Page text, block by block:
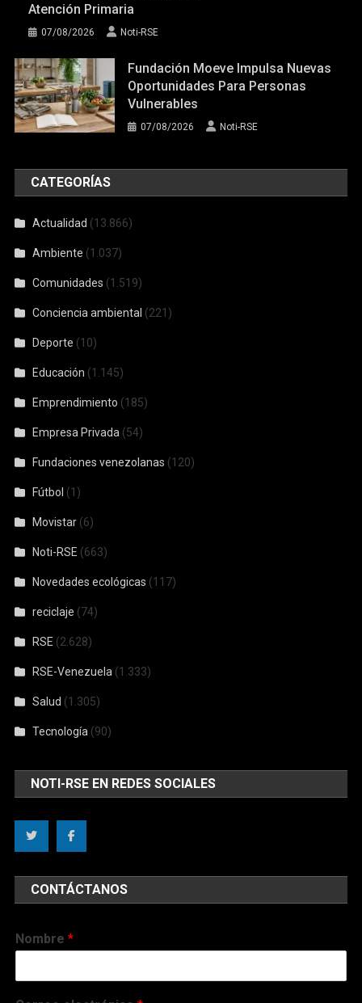
Atención Primaria
07/08/2026 Noti-RSE
Fundación Moeve Impulsa Nuevas
Oportunidades Para Personas
Vulnerables
07/08/2026 Noti-RSE
CATEGORÍAS
Actualidad (13.866)
Ambiente (1.037)
Comunidades (1.519)
Conciencia ambiental (221)
Deporte (10)
Educación (1.145)
Emprendimiento (185)
Empresa Privada (54)
Fundaciones venezolanas (120)
Fútbol (1)
Movistar (6)
Noti-RSE (663)
Novedades ecológicas (117)
reciclaje (74)
RSE (2.628)
RSE-Venezuela (1.333)
Salud (1.305)
Tecnología (90)
NOTI-RSE EN REDES SOCIALES
CONTÁCTANOS
Nombre*